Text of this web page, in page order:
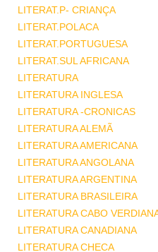
LITERAT.P- CRIANÇA
LITERAT.POLACA
LITERAT.PORTUGUESA
LITERAT.SUL AFRICANA
LITERATURA
LITERATURA INGLESA
LITERATURA -CRONICAS
LITERATURA ALEMÃ
LITERATURA AMERICANA
LITERATURA ANGOLANA
LITERATURA ARGENTINA
LITERATURA BRASILEIRA
LITERATURA CABO
LITERATURA CANADIANA
LITERATURA CHECA